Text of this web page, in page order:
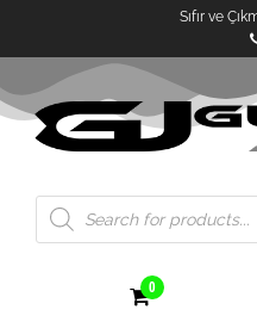
Sıfır ve
0